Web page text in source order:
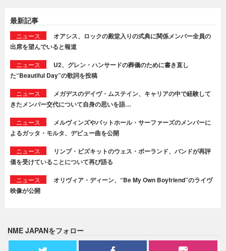
最新記事
ニュース
オアシス、ロックの殿堂入りの式典に関係メンバー全員の
出席を望んでいると報道
ニュース
U2、グレン・ハンサードの葬儀のために書き直し
た“Beautiful Day”の歌詞を投稿
ニュース
メガデスのデイヴ・ムステイン、キャリアの中で経験して
きたメンバー交代について自身の思いを語…
ニュース
メルヴィンズやバットホール・サーファーズのメンバーに
よるガッタ・モルタ、デビュー曲を公開
ニュース
リンプ・ビズキットのウェス・ボーランド、バンドが再評
価を受けていることについて再び語る
ニュース
オリヴィア・ディーン、“Be My Own Boyfriend”のライヴ
映像が公開
NME JAPANをフォロー